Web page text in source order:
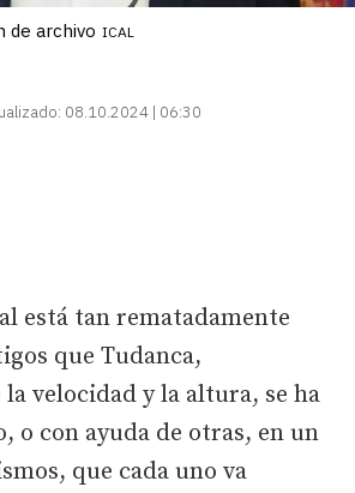
de archivo ICAL
08.10.2024 | 06:30
está tan rematadamente
que Tudanca,
velocidad y la altura, se ha
o con ayuda de otras, en un
que cada uno va